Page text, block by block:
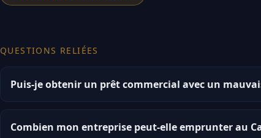
QUESTIONS RELIÉES
Puis-je obtenir un prêt commercial avec un
Combien mon entreprise peut-elle emprunter au